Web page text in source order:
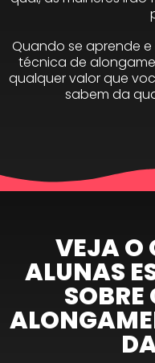
Quando se aprende
técnica de
qualquer valor que
sabem da
VEJA O
ALUNAS
SOBRE